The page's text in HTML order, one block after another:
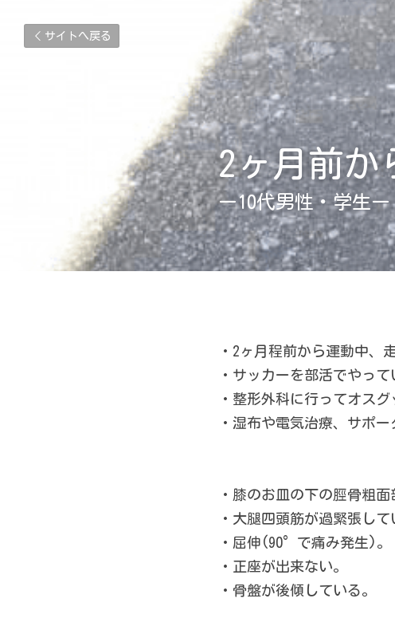
サイトへ戻る
2ヶ月前か
ー10代男性・学生ー
・2ヶ月程前から運動中、
・サッカーを部活でやっ
・整形外科に行ってオスグ
・湿布や電気治療、サポ
・膝のお皿の下の脛骨粗面
・大腿四頭筋が過緊張して
・屈伸(90°で痛み発生)。
・正座が出来ない。
・骨盤が後傾してい